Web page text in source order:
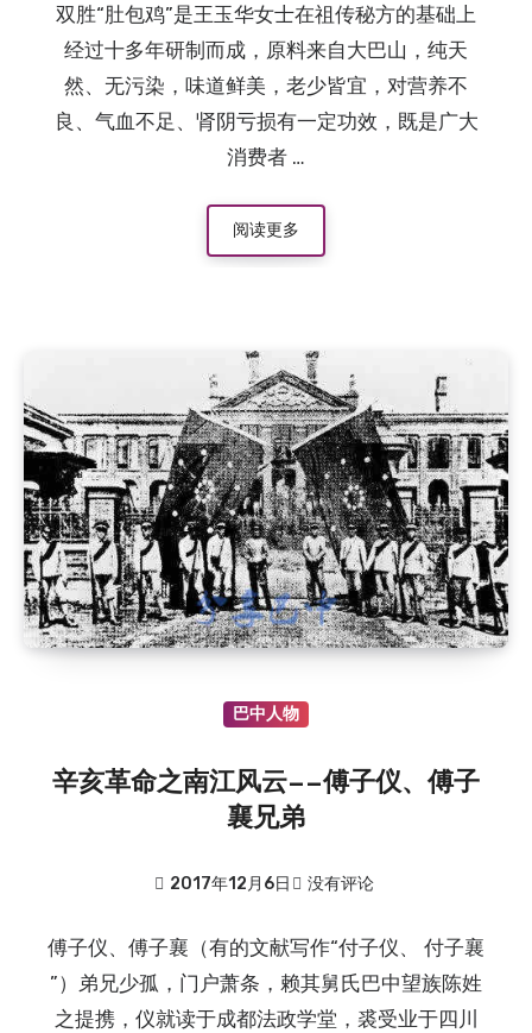
双胜“肚包鸡”是王玉华女士在祖传秘方的基础上
经过十多年研制而成，原料来自大巴山，纯天
然、无污染，味道鲜美，老少皆宜，对营养不
良、气血不足、肾阴亏损有一定功效，既是广大
消费者 …
阅读更多
巴中人物
辛亥革命之南江风云——傅子仪、傅子
襄兄弟
2017年12月6日 没有评论
傅子仪、傅子襄（有的文献写作“付子仪、 付子襄
”）弟兄少孤，门户萧条，赖其舅氏巴中望族陈姓
之提携，仪就读于成都法政学堂，裘受业于四川